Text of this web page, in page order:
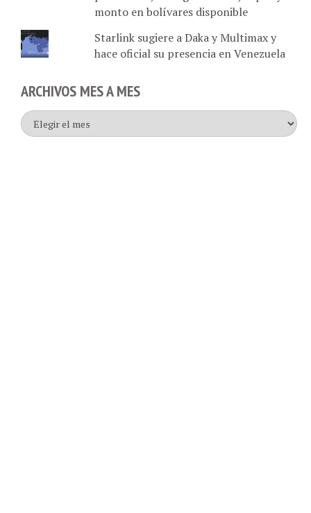
monto en bolívares disponible
Starlink sugiere a Daka y Multimax y
hace oficial su presencia en Venezuela
ARCHIVOS MES A MES
Archivos
mes